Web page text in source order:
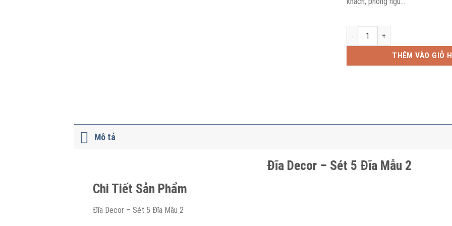
Đĩa Decor - Sét 5 Đĩa Mẫu 2 số
THÊM VÀO GIỎ
Mô tả
Đĩa Decor – Sét 5 Đĩa Mẫu 2
Chi Tiết Sản Phẩm
Đĩa Decor – Sét 5 Đĩa Mẫu 2